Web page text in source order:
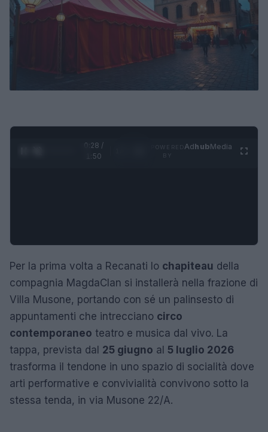
0:29 /
1:50
AdhubMedia
Per la prima volta a Recanati lo chapiteau della
compagnia MagdaClan si installerà nella frazione di
Villa Musone, portando con sé un palinsesto di
appuntamenti che intrecciano circo
contemporaneo teatro e musica dal vivo. La
tappa, prevista dal 25 giugno al 5 luglio 2026
trasforma il tendone in uno spazio di socialità dove
arti performative e convivialità convivono sotto la
stessa tenda, in via Musone 22/A.